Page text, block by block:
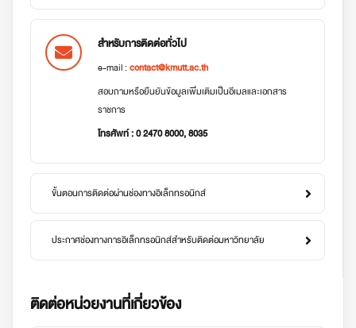
สำหรับการติดต่อทั่วไป
e-mail :contact@kmutt.ac.th
สอบถามหรือยืนยันข้อมูลเพิ่มเติมเป็นอีเมลและเอกสาร
ราชการ
โทรศัพท์ : 0 2470 8000, 8035
ขั้นตอนการติดต่อผ่านช่องทางอิเล็กทรอนิกส์
ประกาศช่องทางการอิเล็กทรอนิกส์สำหรับติดต่อมหาวิทยาลัย
ติดต่อหน่วยงานที่เกี่ยวข้อง